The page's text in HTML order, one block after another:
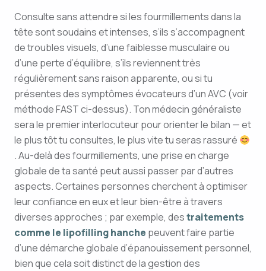
Consulte sans attendre si les fourmillements dans la
tête sont soudains et intenses, s’ils s’accompagnent
de troubles visuels, d’une faiblesse musculaire ou
d’une perte d’équilibre, s’ils reviennent très
régulièrement sans raison apparente, ou si tu
présentes des symptômes évocateurs d’un AVC (voir
méthode FAST ci-dessus). Ton médecin généraliste
sera le premier interlocuteur pour orienter le bilan — et
le plus tôt tu consultes, le plus vite tu seras rassuré
. Au-delà des fourmillements, une prise en charge
globale de ta santé peut aussi passer par d’autres
aspects. Certaines personnes cherchent à optimiser
leur confiance en eux et leur bien-être à travers
diverses approches ; par exemple, destraitements
comme le lipofilling hanche peuvent faire partie
d’une démarche globale d’épanouissement personnel,
bien que cela soit distinct de la gestion des